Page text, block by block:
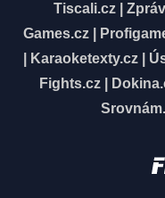
Tiscali.cz
Games.cz
Karaoketexty.cz|
Fights.cz